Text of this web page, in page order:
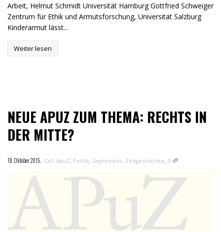
Arbeit, Helmut Schmidt Universität Hamburg Gottfried Schweiger
Zentrum für Ethik und Armutsforschung, Universität Salzburg
Kinderarmut lässt...
Weiter lesen
NEUE APUZ ZUM THEMA: RECHTS IN
DER MITTE?
18. Oktober 2015, Call, ApuZ, Politik, September, Zeitgeschichte, 0